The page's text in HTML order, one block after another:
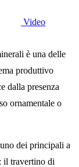
Video
è una delle
produttivo
dalla presenza
ornamentale o
dei principali a
il travertino di